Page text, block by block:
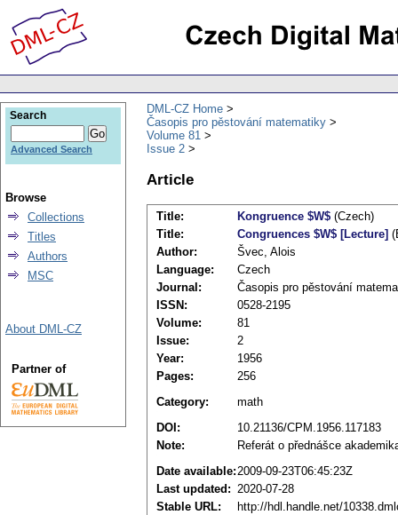
DML-CZ Home
Časopis pro pěstování matematiky
Volume 81
Issue 2
Article
Title: Kongruence $W$ (Czech)
Title:
Congruences $W$ [Lecture]
Author:
Švec, Alois
Language:
Czech
Journal:
Časopis pro pěstování
ISSN:
0528-2195
Volume:
81
Issue:
2
Year:
1956
Pages:
256
Category:
math
DOI:
10.21136/CPM.1956.117183
Note:
Referát o přednášce
Date available:2009-09-23T06:45:23Z
Last updated: 2020-07-28
Stable URL:
http://hdl.handle.net/
Search
Advanced Search
Browse
Collections
Titles
Authors
MSC
About DML-CZ
Partner of